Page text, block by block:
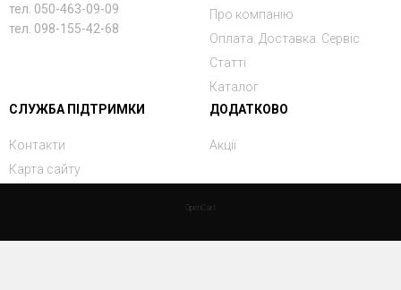
тел. 050-463-09-09
тел. 098-155-42-68
Про компанію
Оплата. Доставка. Сервіс
Статті
Каталог
СЛУЖБА ПІДТРИМКИ
Контакти
Карта сайту
ДОДАТКОВО
Акції
OpenCart